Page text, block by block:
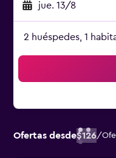
jue. 13/8
2 huéspedes, 1
Ofertas desde$126/